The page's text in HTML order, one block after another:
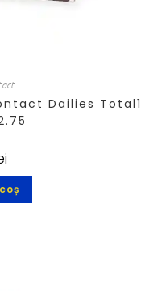
Dailies Total1